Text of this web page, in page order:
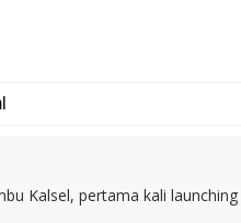
Kalsel, pertama kali launching